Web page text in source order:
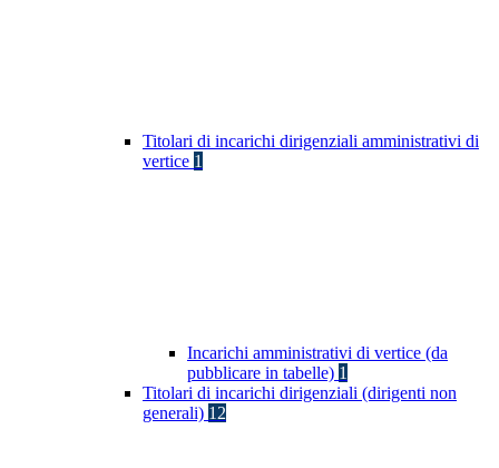
Titolari di incarichi dirigenziali amministrativi di
vertice 1
Incarichi amministrativi di vertice (da
pubblicare in tabelle) 1
Titolari di incarichi dirigenziali (dirigenti non
generali) 12